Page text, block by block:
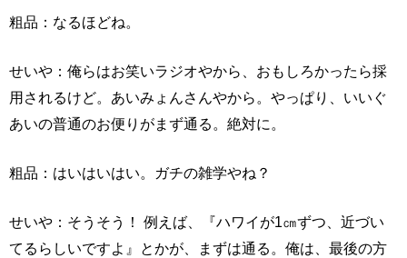
粗品：なるほどね。
せいや：俺らはお笑いラジオやから、おもしろかったら採
用されるけど。あいみょんさんやから。やっぱり、いいぐ
あいの普通のお便りがまず通る。絶対に。
粗品：はいはいはい。ガチの雑学やね？
せいや：そうそう！ 例えば、『ハワイが1㎝ずつ、近づい
てるらしいですよ』とかが、まずは通る。俺は、最後の方